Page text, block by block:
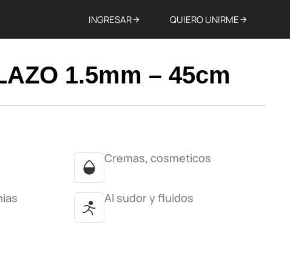
INGRESAR QUIERO UNIRME
1.5mm – 45cm
Cremas, cosmeticos
Al sudor y fluidos